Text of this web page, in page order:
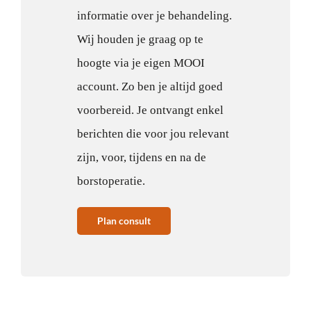
informatie over je behandeling.
Wij houden je graag op te
hoogte via je eigen MOOI
account. Zo ben je altijd goed
voorbereid. Je ontvangt enkel
berichten die voor jou relevant
zijn, voor, tijdens en na de
borstoperatie.
Plan consult